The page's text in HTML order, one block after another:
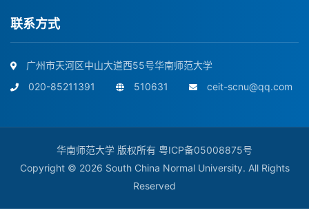
联系方式
广州市天河区中山大道西55号华南师范大学
020-85211391
510631 ceit-scnu@qq.com
华南师范大学 版权所有 粤ICP备05008875号
Copyright © 2026 South China Normal University. All Rights
Reserved